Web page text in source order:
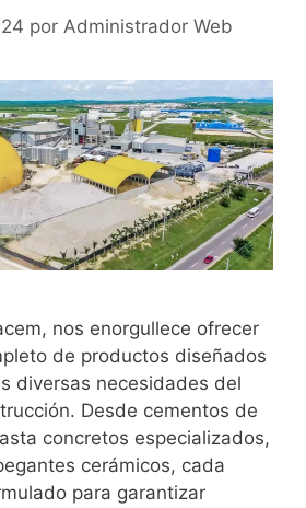
por Administrador Web
nos enorgullece ofrecer
de productos diseñados
diversas necesidades del
Desde cementos de
concretos especializados,
cerámicos, cada
para garantizar